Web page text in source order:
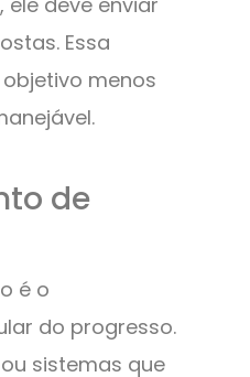
Essa
menos
de
é o
do progresso.
sistemas que